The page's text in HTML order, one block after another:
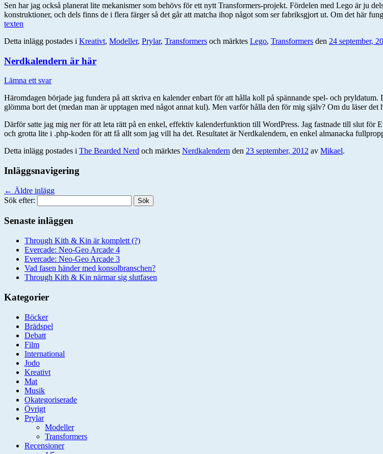
Sen har jag också planerat lite mekanismer som behövs för ett nytt Transformers-projekt. Fördelen med Lego är ju
konstruktioner, och dels finns de i flera färger så det går att matcha ihop något som ser fabriksgjort ut. Om det här
texten
Detta inlägg postades i Kreativt, Modeller, Prylar, Transformers och märktes Lego, Transformers den 24 september,
Nerdkalendern är här
Lämna ett svar
Häromdagen började jag fundera på att skriva en kalender enbart för att hålla koll på spännande spel- och
glömma bort det (medan man är upptagen med något annat kul). Men varför hålla den för mig själv? Om du läser
Därför satte jag mig ner för att leta rätt på en enkel, effektiv kalenderfunktion till WordPress. Jag fastnade till slut för
och grotta lite i .php-koden för att få allt som jag vill ha det. Resultatet är Nerdkalendern, en enkel almanacka
Detta inlägg postades i The Bearded Nerd och märktes Nerdkalendern den 23 september, 2012 av Mikael.
Inläggsnavigering
← Äldre inlägg
Sök efter:
Senaste inläggen
Through Kith & Kin är komplett (?)
Evercade: Neo-Geo Arcade 4
Evercade: Neo-Geo Arcade 3
Vad fasen händer med konsolbranschen?
Through Kith & Kin närmar sig slutfasen
Kategorier
Böcker
Brädspel
Debatt
Film
International
Jodo
Kreativt
Mat
Musik
Okategoriserade
Övrigt
Prylar
Modeller
Transformers
Recensioner